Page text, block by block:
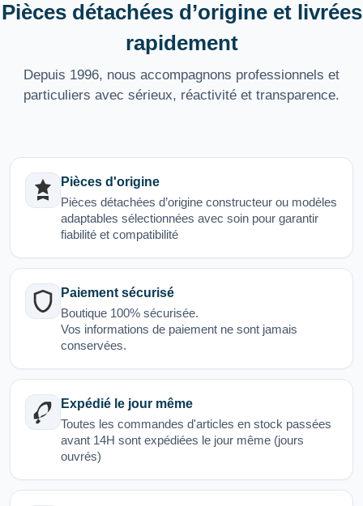
Pièces détachées d’origine et livrées
rapidement
Depuis 1996, nous accompagnons professionnels et
particuliers avec sérieux, réactivité et transparence.
Pièces d'origine
Pièces détachées d’origine constructeur ou modèles
adaptables sélectionnées avec soin pour garantir
fiabilité et compatibilité
Paiement sécurisé
Boutique 100% sécurisée.
Vos informations de paiement ne sont jamais
conservées.
Expédié le jour même
Toutes les commandes d'articles en stock passées
avant 14H sont expédiées le jour même (jours
ouvrés)